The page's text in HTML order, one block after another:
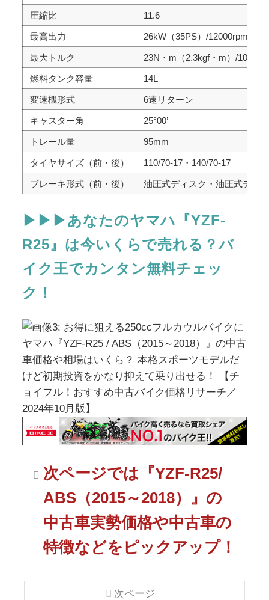
圧縮比 11.6
最高出力 26kW（35PS）/12000rpm
最大トルク 23N・m（2.3kgf・m）/
燃料タンク容量 14L
変速機形式 6速リターン
キャスター角 25°00’
トレール量 95mm
タイヤサイズ（前・後） 110/70-17・140/70-17
ブレーキ形式（前・後） 油圧式ディスク・油圧式ディ
▶▶▶あなたのヤマハ『YZF-
R25』は今いくらで売れる？バ
イク王でカンタン無料チェッ
ク！
次ページでは『YZF-R25/
ABS（2015～2018）』の
中古車実勢価格や中古車の
特徴などをピックアップ！
次ページ